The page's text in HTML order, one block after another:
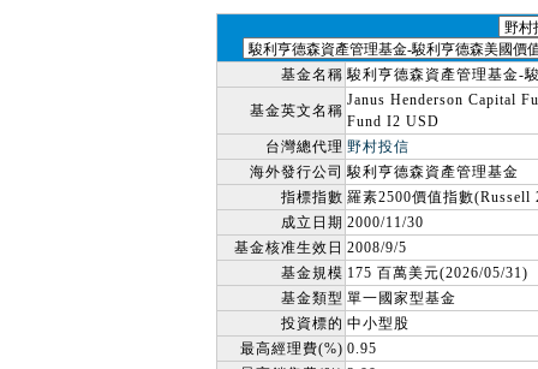
基金名稱 駿利亨德森資產管理基金-
基金英文名稱
Janus Henderson Capital
Fund I2 USD
台灣總代理 野村投信
海外發行公司 駿利亨德森資產管理基金
指標指數 羅素2500價值指數(Russell
成立日期 2000/11/30
基金核准生效日 2008/9/5
基金規模 175 百萬美元(2026/05/31)
基金類型 單一國家型基金
投資標的 中小型股
最高經理費(%) 0.95